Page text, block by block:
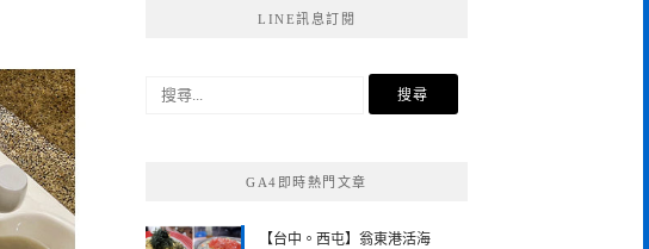
LINE訊息訂閱
搜
GA4即時熱門文章
【台中。西屯】翁東港活海